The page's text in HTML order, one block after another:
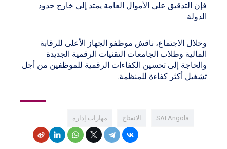
فإن التدقيق على الأموال العامة يمتد إلى خارج حدود
الدولة.
وخلال الاجتماع، ناقش موظفو الجهاز الأعلى للرقابة
المالية وطلاب الجامعات التقنيات الرقمية الجديدة
والحاجة إلى تحسين الكفاءات الرقمية للموظفين من أجل
تشغيل أكثر كفاءة للمنظمة.
SAI Angola الانفتاح مهارات إدارة